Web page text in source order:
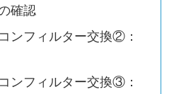
確認
ンフィルター交換②：
ンフィルター交換③：